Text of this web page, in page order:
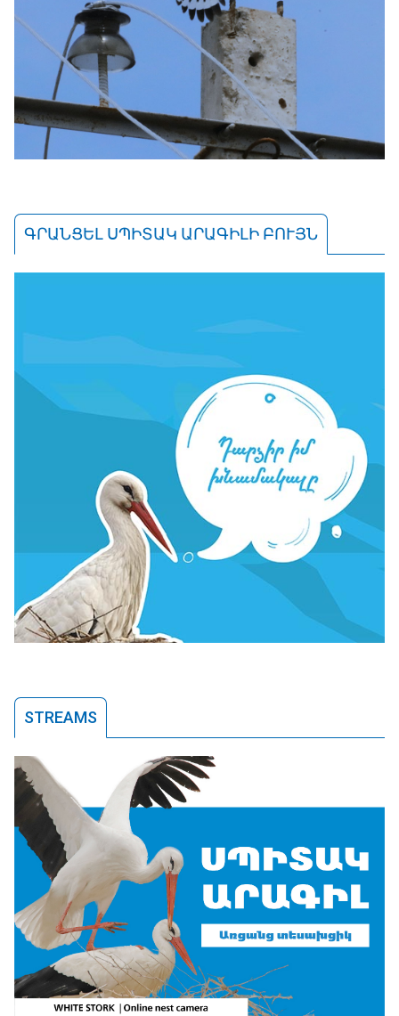
ԳՐԱՆՑԵԼ ՍՊԻՏԱԿ ԱՐԱԳԻԼԻ ԲՈՒՅՆ
STREAMS